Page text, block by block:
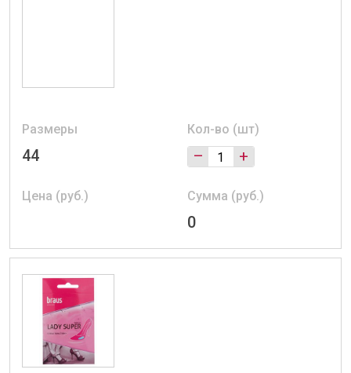
Размеры
44
Кол-во (шт)
– +
Цена (руб.) Сумма (руб.)
0